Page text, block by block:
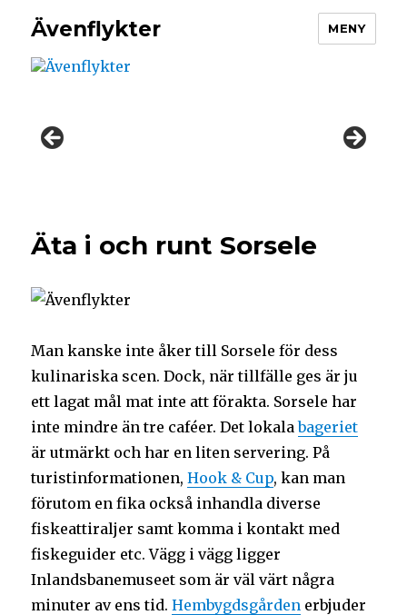
Ävenflykter MENY
Äta i och runt Sorsele
Man kanske inte åker till Sorsele för dess
kulinariska scen. Dock, när tillfälle ges är ju
ett lagat mål mat inte att förakta. Sorsele har
inte mindre än tre caféer. Det lokalabageriet
är utmärkt och har en liten servering. På
turistinformationen,Hook & Cup, kan man
förutom en fika också inhandla diverse
fiskeattiraljer samt komma i kontakt med
fiskeguider etc. Vägg i vägg ligger
Inlandsbanemuseet som är väl värt några
minuter av ens tid.Hembygdsgården erbjuder